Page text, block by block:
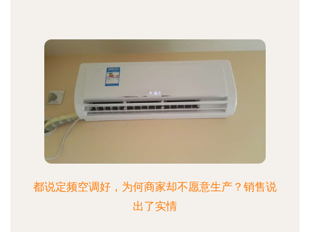
都说定频空调好，为何商家却不愿意生产？销售说
出了实情